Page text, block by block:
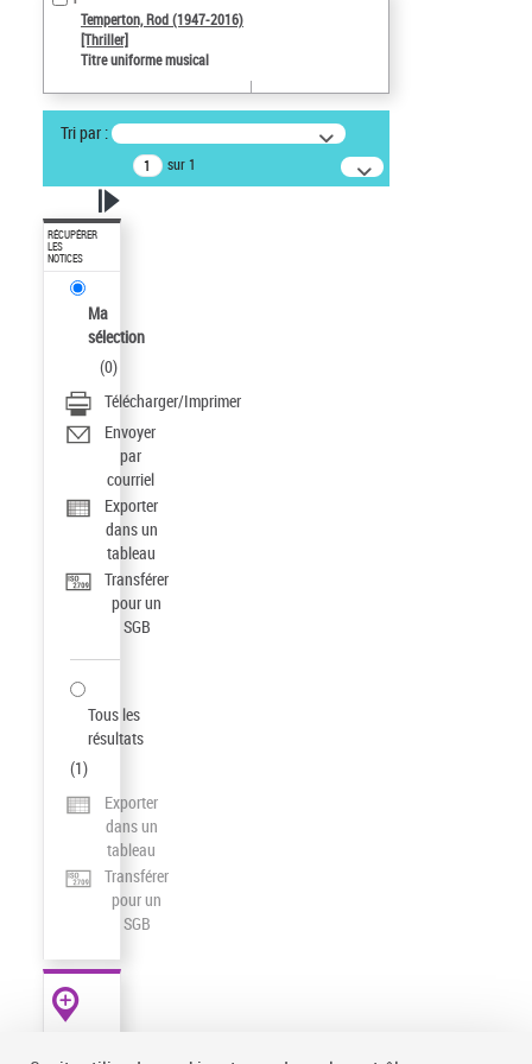
Temperton, Rod (1947-2016)
[Thriller]
Titre uniforme musical
Tri par :
sur 1
RÉCUPÉRER
LES
NOTICES
Ma
sélection
(0)
Télécharger/Imprimer
Envoyer
par
courriel
Exporter
dans un
tableau
Transférer
pour un
SGB
Tous les
résultats
(1)
Exporter
dans un
tableau
Transférer
pour un
SGB